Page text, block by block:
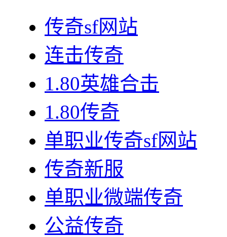
传奇sf网站
连击传奇
1.80英雄合击
1.80传奇
单职业传奇sf网站
传奇新服
单职业微端传奇
公益传奇